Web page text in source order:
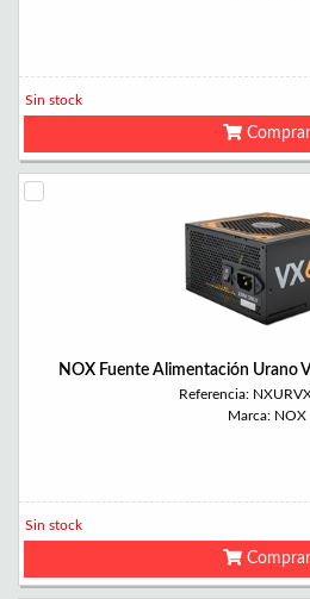
Sin stock
Comprar
NOX Fuente Alimentación Urano
Referencia:
Marca: NOX
Sin stock
Comprar